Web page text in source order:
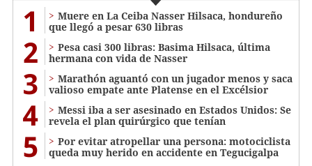
1
Muere en La Ceiba Nasser Hilsaca, hondureño
que llegó a pesar 630 libras
2
Pesa casi 300 libras: Basima Hilsaca, última
hermana con vida de Nasser
3
Marathón aguantó con un jugador menos y saca
valioso empate ante Platense en el Excélsior
4
Messi iba a ser asesinado en Estados Unidos: Se
revela el plan quirúrgico que tenían
5
Por evitar atropellar una persona: motociclista
queda muy herido en accidente en Tegucigalpa